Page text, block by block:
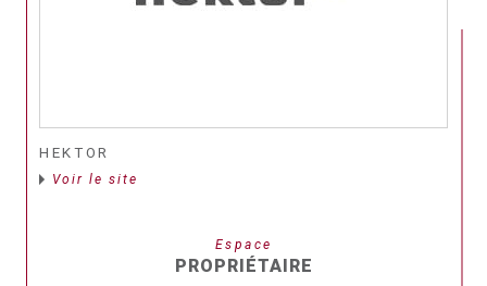
HEKTOR
Voir le site
Espace
PROPRIÉTAIRE